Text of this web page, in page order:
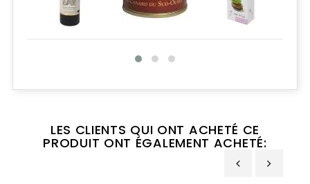
LES CLIENTS QUI ONT ACHETÉ CE
PRODUIT ONT ÉGALEMENT ACHETÉ: